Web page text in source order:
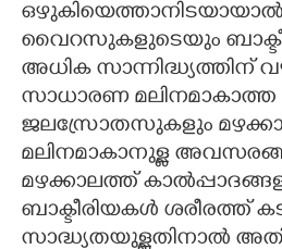
വൈറസുകളുടെയും
അധിക സാന്നിദ്ധ്യത്തിന്
സാധാരണ മലിനമാകാത്ത
ജലസ്രോതസുകളും
മലിനമാകാനുള്ള
മഴക്കാലത്ത്
ബാക്ടീരിയകൾ ശരീരത്ത്
സാദ്ധ്യതയുള്ളതിനാൽ